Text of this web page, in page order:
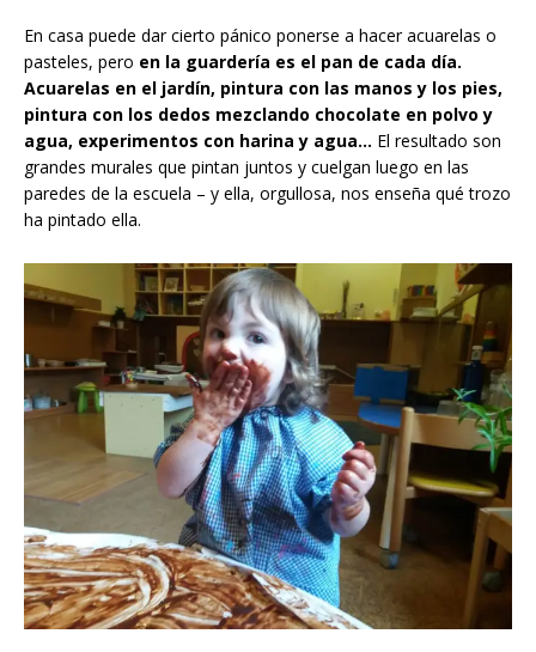
En casa puede dar cierto pánico ponerse a hacer acuarelas o
pasteles, pero en la guardería es el pan de cada día.
Acuarelas en el jardín, pintura con las manos y los pies,
pintura con los dedos mezclando chocolate en polvo y
agua, experimentos con harina y agua… El resultado son
grandes murales que pintan juntos y cuelgan luego en las
paredes de la escuela – y ella, orgullosa, nos enseña qué trozo
ha pintado ella.